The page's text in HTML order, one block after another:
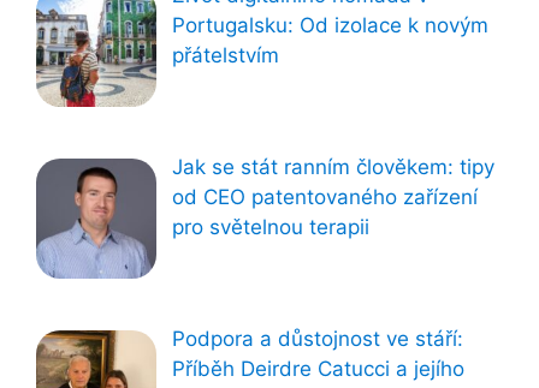
Portugalsku: Od izolace k novým
přátelstvím
Jak se stát ranním člověkem: tipy
od CEO patentovaného zařízení
pro světelnou terapii
Podpora a důstojnost ve stáří:
Příběh Deirdre Catucci a jejího